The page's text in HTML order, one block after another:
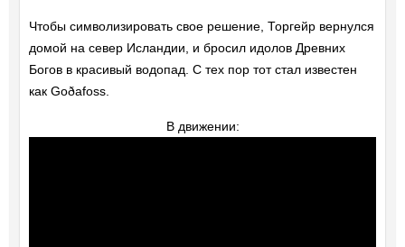
Чтобы символизировать свое решение, Торгейр вернулся
домой на север Исландии, и бросил идолов Древних
Богов в красивый водопад. С тех пор тот стал известен
как Goðafoss.
В движении: